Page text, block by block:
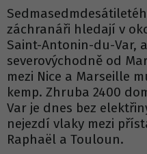
záchranáři hledají v
Saint-Antonin-du-Var,
severovýchodně od
mezi Nice a Marseille
kemp. Zhruba 2400
Var je dnes bez
nejezdí vlaky mezi
Raphaël a Touloun.